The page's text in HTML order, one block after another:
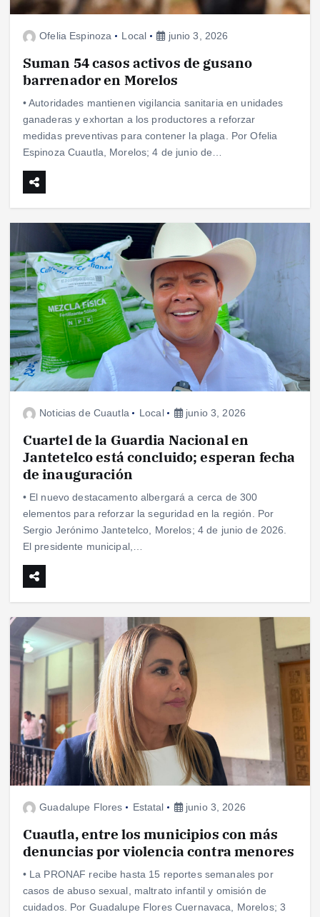
Ofelia Espinoza Local junio 3, 2026
Suman 54 casos activos de gusano
barrenador en Morelos
• Autoridades mantienen vigilancia sanitaria en unidades
ganaderas y exhortan a los productores a reforzar
medidas preventivas para contener la plaga. Por Ofelia
Espinoza Cuautla, Morelos; 4 de junio de…
Noticias de Cuautla Local junio 3, 2026
Cuartel de la Guardia Nacional en
Jantetelco está concluido; esperan fecha
de inauguración
• El nuevo destacamento albergará a cerca de 300
elementos para reforzar la seguridad en la región. Por
Sergio Jerónimo Jantetelco, Morelos; 4 de junio de 2026.
El presidente municipal,…
Guadalupe Flores Estatal junio 3, 2026
Cuautla, entre los municipios con más
denuncias por violencia contra menores
• La PRONAF recibe hasta 15 reportes semanales por
casos de abuso sexual, maltrato infantil y omisión de
cuidados. Por Guadalupe Flores Cuernavaca, Morelos; 3